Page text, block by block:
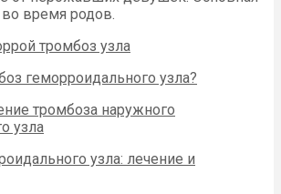
во время родов.